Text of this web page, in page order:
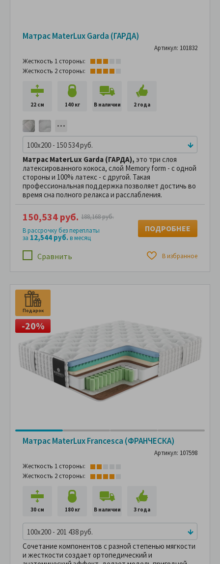
Матрас MaterLux Garda (ГАРДА)
Артикул: 101832
Жесткость 1 стороны:
Жесткость 2 стороны:
22 см 140 кг В наличии 2 года
100x200 - 150 534 руб.
Матрас MaterLux Garda (ГАРДА), это три слоя
латексированного кокоса, слой Memory form - с одной
стороны и 100% латекс - с другой. Такая
профессиональная поддержка позволяет достичь во
время сна полного релакса и расслабления.
Сравнить В избранное
150,534 руб. 188,168 руб.
В рассрочку без переплаты
за 12,544 руб.в месяц
ПОДРОБНЕЕ
Подарок
-20%
Матрас MaterLux Francesca (ФРАНЧЕСКА)
Артикул: 107598
Жесткость 1 стороны:
Жесткость 2 стороны:
30 см 180 кг В наличии 3 года
100x200 - 201 438 руб.
Сочетание компонентов с разной степенью мягкости
и жесткости создает ортопедический и